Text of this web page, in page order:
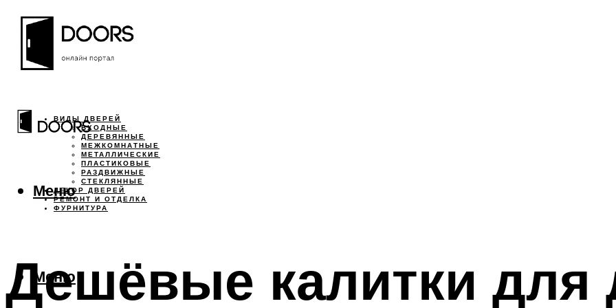
ВИДЫ ДВЕРЕЙ
ВХОДНЫЕ
ДЕРЕВЯННЫЕ
МЕЖКОМНАТНЫЕ
МЕТАЛЛИЧЕСКИЕ
ПЛАСТИКОВЫЕ
РАЗДВИЖНЫЕ
СТЕКЛЯННЫЕ
ДЕКОР ДВЕРЕЙ
РЕМОНТ И ОТДЕЛКА
ФУРНИТУРА
Меню
Меню
Дешёвые калитки для